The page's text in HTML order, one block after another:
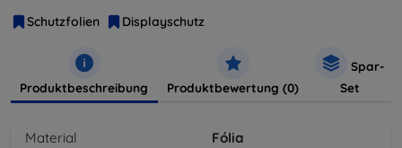
Schutzfolien
Displayschutz
Produktbeschreibung Produktbewertung (0)
Spar-
Set
Material
Fólia